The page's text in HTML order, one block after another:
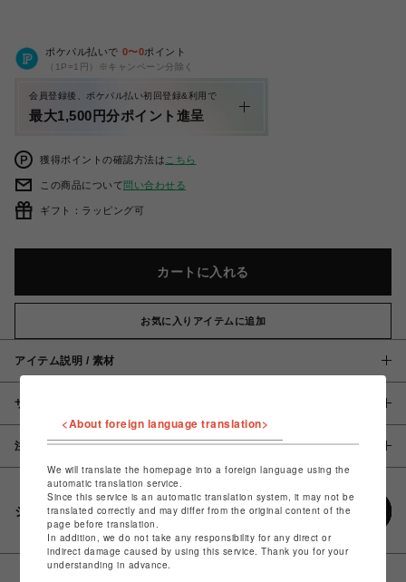
ポケパル払いで 0〜0ポイント
（1P=1円）※キャンペーン分除く
会員登録後、ポケパル払い初回登録&利用で
最大1,500円分ポイント進呈
獲得ポイントの確認方法は こちら
この商品について問い合わせる
ギフト：ラッピング可
カートに入れる
お気に入りアイテムに追加
アイテム説明 / 素材
サイズ
注意事項
シェアする
<About foreign language translation>
We will translate the homepage into a foreign language using the
automatic translation service.
Since this service is an automatic translation system, it may not be
translated correctly and may differ from the original content of the
page before translation.
In addition, we do not take any responsibility for any direct or
indirect damage caused by using this service. Thank you for your
understanding in advance.